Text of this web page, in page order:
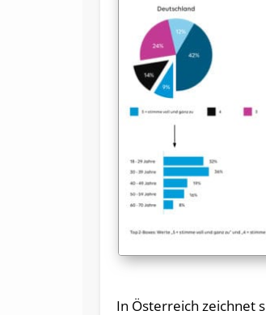
In Österreich zeichnet